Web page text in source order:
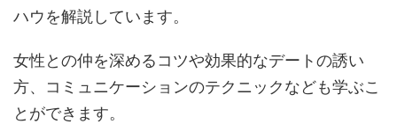
ハウを解説しています。
女性との仲を深めるコツや効果的なデートの誘い
方、コミュニケーションのテクニックなども学ぶこ
とができます。